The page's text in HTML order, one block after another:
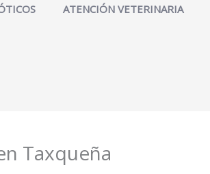
ATENCIÓN VETERINARIA
Taxqueña